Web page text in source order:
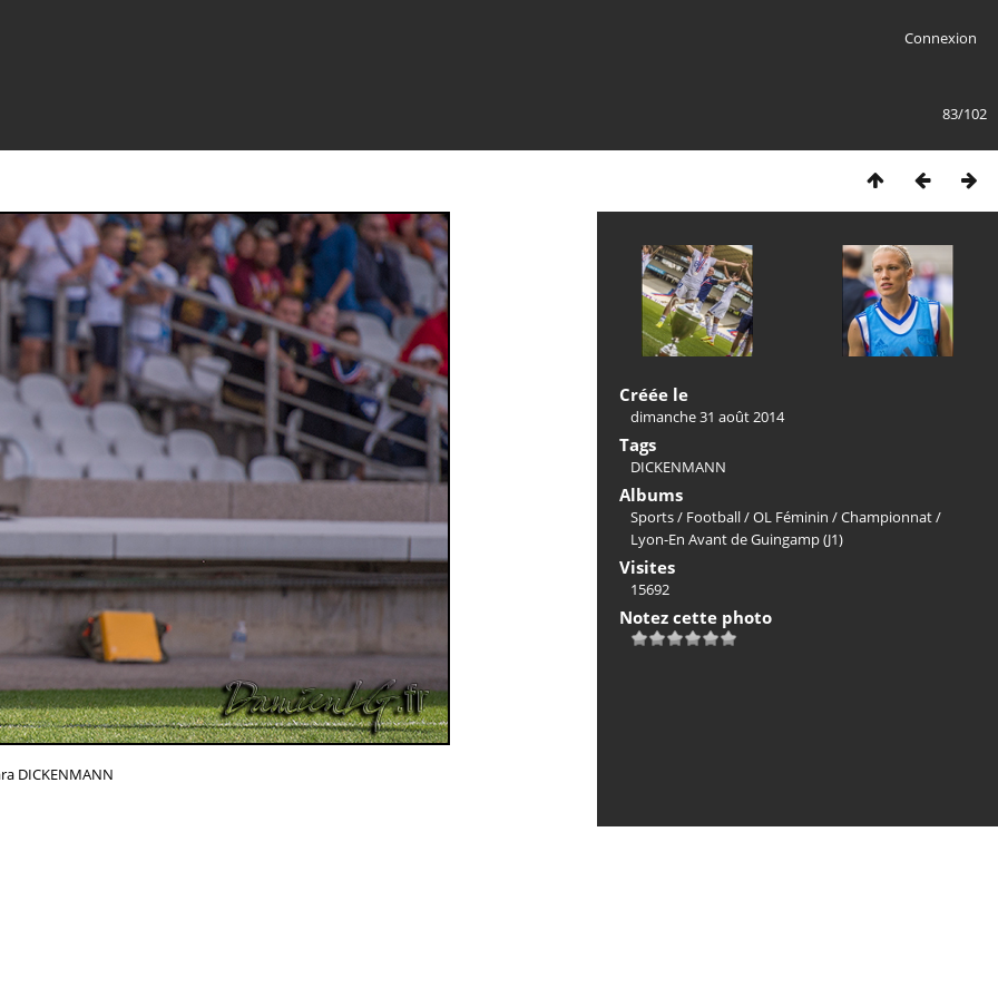
Connexion
83/102
DICKENMANN
Créée le
dimanche 31 août 2014
Tags
DICKENMANN
Albums
Sports/ Football/OL Féminin /Championnat/
Lyon-En Avant de Guingamp (J1)
Visites
15692
Notez cette photo